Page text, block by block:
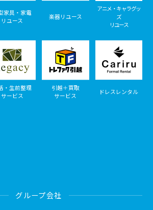
家具・家電
リユース
楽器リユース
アニメ・キャラグッ
ズ
リユース
・生前整理
サービス
引越＋買取
サービス
ドレスレンタル
グループ会社